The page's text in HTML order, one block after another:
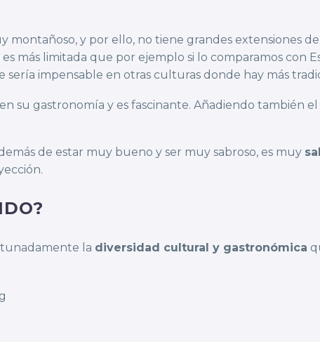
montañoso, y por ello, no tiene grandes extensiones
más limitada que por ejemplo si lo comparamos con
sería impensable en otras culturas donde hay más
su gastronomía y es fascinante. Añadiendo también
de estar muy bueno y ser muy sabroso, es muy
la diversidad cultural y gastronómica